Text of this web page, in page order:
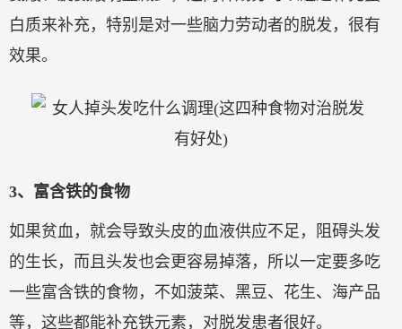
白质来补充，特别是对一些脑力劳动者的脱发，很有
效果。
3、富含铁的食物
如果贫血，就会导致头皮的血液供应不足，阻碍头发
的生长，而且头发也会更容易掉落，所以一定要多吃
一些富含铁的食物，不如菠菜、黑豆、花生、海产品
等，这些都能补充铁元素，对脱发患者很好。